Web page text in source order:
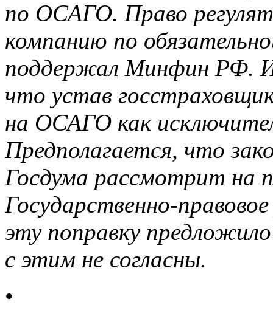
по ОСАГО. Право
компанию по
поддержал Минфин РФ.
что устав
на ОСАГО как
Предполагается, что
Госдума рассмотрит на
Государственно-
эту поправку
с этим не согласны.
•